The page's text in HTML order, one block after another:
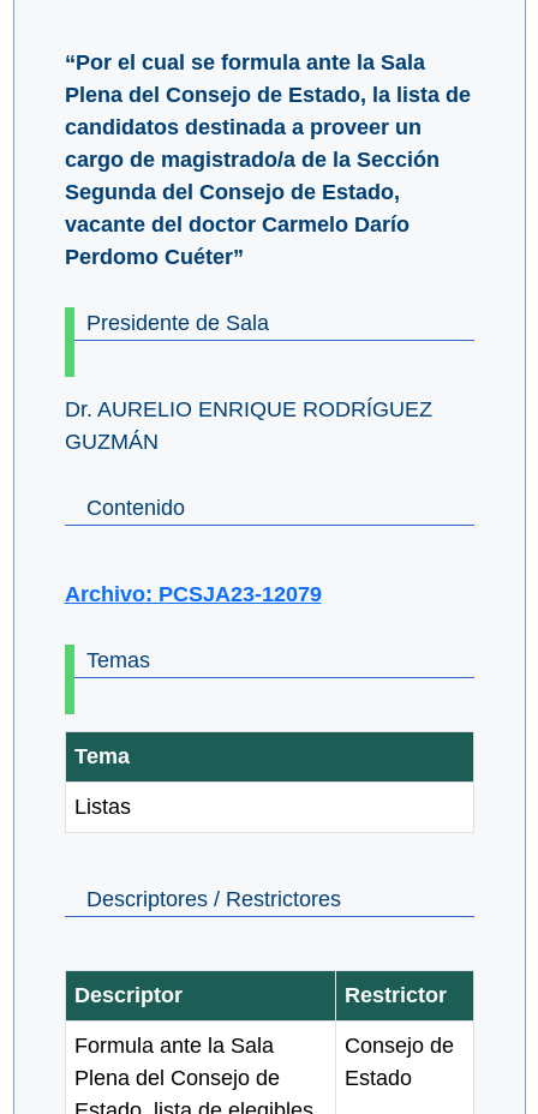
“Por el cual se formula ante la Sala
Plena del Consejo de Estado, la lista de
candidatos destinada a proveer un
cargo de magistrado/a de la Sección
Segunda del Consejo de Estado,
vacante del doctor Carmelo Darío
Perdomo Cuéter”
Presidente de Sala
Dr. AURELIO ENRIQUE RODRÍGUEZ
GUZMÁN
Contenido
Archivo: PCSJA23-12079
Temas
Tema
Listas
Descriptores / Restrictores
Descriptor Restrictor
Formula ante la Sala
Plena del Consejo de
Consejo de
Estado